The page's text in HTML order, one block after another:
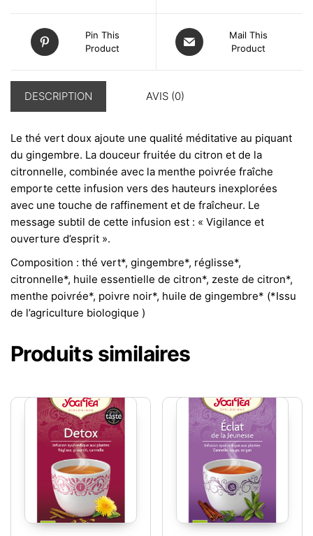
Pin This
Product
Mail This
Product
DESCRIPTION AVIS (0)
Le thé vert doux ajoute une qualité méditative au piquant
du gingembre. La douceur fruitée du citron et de la
citronnelle, combinée avec la menthe poivrée fraîche
emporte cette infusion vers des hauteurs inexplorées
avec une touche de raffinement et de fraîcheur. Le
message subtil de cette infusion est : « Vigilance et
ouverture d’esprit ».
Composition : thé vert*, gingembre*, réglisse*,
citronnelle*, huile essentielle de citron*, zeste de citron*,
menthe poivrée*, poivre noir*, huile de gingembre* (*Issu
de l’agriculture biologique )
Produits similaires